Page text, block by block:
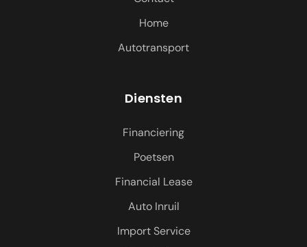
Home
Autotransport
Diensten
Financiering
Poetsen
Financial Lease
Auto Inruil
Import Service